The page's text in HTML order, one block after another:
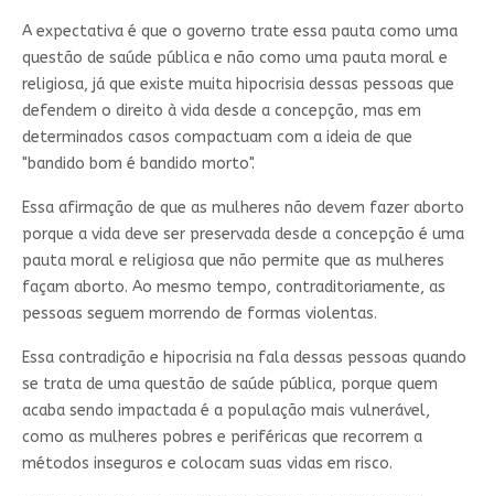
A expectativa é que o governo trate essa pauta como uma
questão de saúde pública e não como uma pauta moral e
religiosa, já que existe muita hipocrisia dessas pessoas que
defendem o direito à vida desde a concepção, mas em
determinados casos compactuam com a ideia de que
"bandido bom é bandido morto".
Essa afirmação de que as mulheres não devem fazer aborto
porque a vida deve ser preservada desde a concepção é uma
pauta moral e religiosa que não permite que as mulheres
façam aborto. Ao mesmo tempo, contraditoriamente, as
pessoas seguem morrendo de formas violentas.
Essa contradição e hipocrisia na fala dessas pessoas quando
se trata de uma questão de saúde pública, porque quem
acaba sendo impactada é a população mais vulnerável,
como as mulheres pobres e periféricas que recorrem a
métodos inseguros e colocam suas vidas em risco.